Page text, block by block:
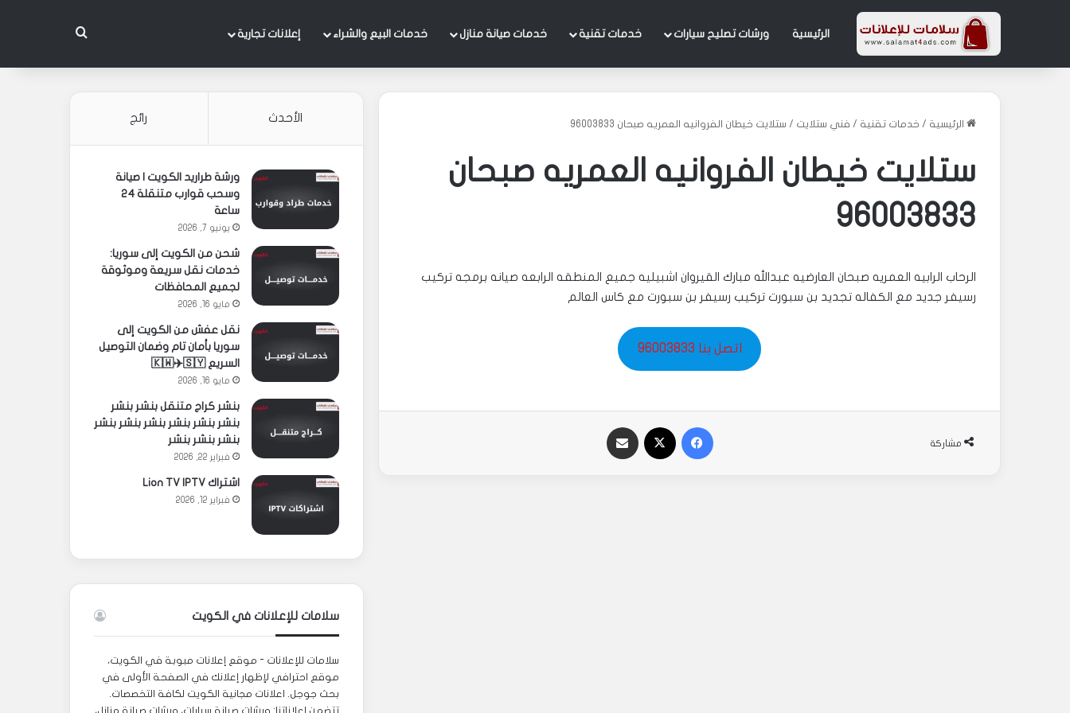
الرئيسية ورشات تصليح سيارات خدمات تقنية خدمات صيانة منازل خدمات البيع والشراء إعلانات تجارية بحث عن
الرئيسية / خدمات تقنية / فني ستلايت / ستلايت خيطان الفروانيه العمريه صبحان 96003833
ستلايت خيطان الفروانيه العمريه صبحان
96003833
الرحاب الرابيه العمريه صبحان العارضيه عبدالله مبارك القيروان اشبيليه جميع المنطقه الرابعه صيانه برمجه تركيب
رسيفر جديد مع الكفاله تجديد بن سبورت تركيب رسيفر بن سبورت مع كاس العالم
اتصل بنا 96003833
مشاركة
فيسبوك
الأحدث رائج
ورشة طراريد الكويت | صيانة
وسحب قوارب متنقلة 24
ساعة
يونيو 7, 2026
شحن من الكويت إلى سوريا:
خدمات نقل سريعة وموثوقة
لجميع المحافظات
مايو 16, 2026
نقل عفش من الكويت إلى
سوريا بأمان تام وضمان التوصيل
السريع 🇰🇼✈️🇸🇾
مايو 16, 2026
بنشر كراج متنقل بنشر بنشر
بنشر بنشر بنشر بنشر بنشر بنشر
بنشر بنشر بنشر
فبراير 22, 2026
اشتراك Lion TV IPTV
فبراير 12, 2026
سلامات للإعلانات في الكويت
سلامات للإعلانات - موقع إعلانات مبوبة في الكويت،
موقع احترافي لإظهار إعلانك في الصفحة الأولى في
بحث جوجل. اعلانات مجانية الكويت لكافة التخصصات.
تتضمن إعلاناتنا: ورشات صيانة سيارات، ورشات صيانة منازل،